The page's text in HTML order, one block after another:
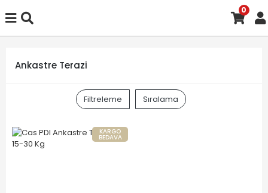
0
Ankastre Terazi
Filtreleme Sıralama
KARGO
BEDAVA